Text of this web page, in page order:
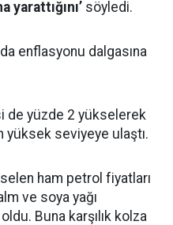
yarattığını’ söyledi.
enflasyonu dalgasına
de yüzde 2 yükselerek
yüksek seviyeye ulaştı.
ham petrol fiyatları
ve soya yağı
Buna karşılık kolza